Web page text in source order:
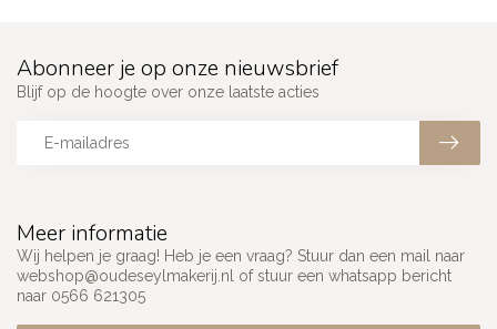
Meer informatie
Wij helpen je graag! Heb je een vraag? Stuur dan een mail naar
webshop@oudeseylmakerij.nl
of stuur een whatsapp bericht
naar 0566 621305
Abonneer je op onze nieuwsbrief
Blijf op de hoogte over onze laatste acties